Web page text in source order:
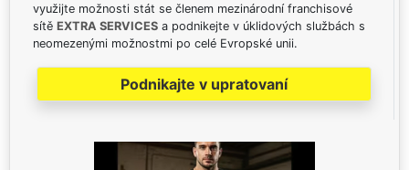
využijte možnosti stát se členem mezinárodní franchisové
sítě EXTRA SERVICES a podnikejte v úklidových službách s
neomezenými možnostmi po celé Evropské unii.
Podnikajte v upratovaní